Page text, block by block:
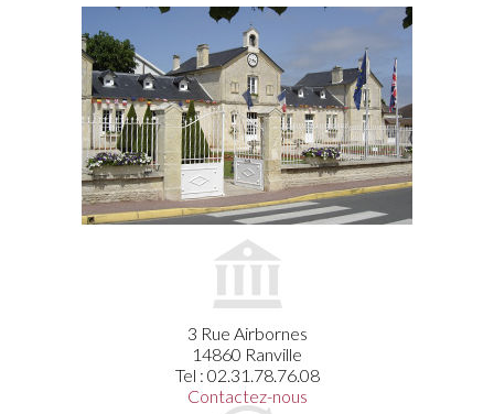
3 Rue Airbornes
14860 Ranville
Tel : 02.31.78.76.08
Contactez-nous